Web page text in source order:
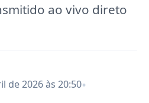
ao vivo direto
de 2026 às 20:50•